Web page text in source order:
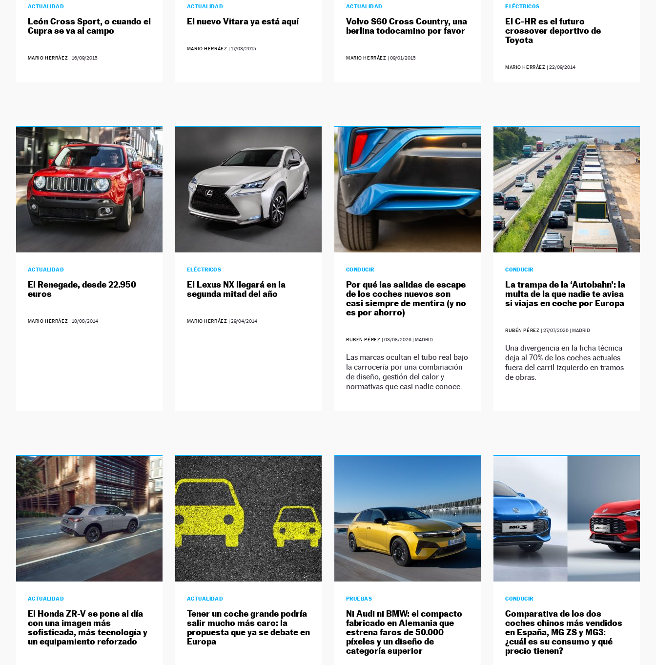
ACTUALIDAD
León Cross Sport, o cuando el
Cupra se va al campo
MARIO HERRÁEZ | 16/09/2015
ACTUALIDAD
El nuevo Vitara ya está aquí
MARIO HERRÁEZ | 17/03/2015
ACTUALIDAD
Volvo S60 Cross Country, una
berlina todocamino por favor
MARIO HERRÁEZ | 09/01/2015
ELÉCTRICOS
El C-HR es el futuro
crossover deportivo de
Toyota
MARIO HERRÁEZ |22/09/2014
ACTUALIDAD
El Renegade, desde 22.950
euros
MARIO HERRÁEZ | 18/08/2014
ELÉCTRICOS
El Lexus NX llegará en la
segunda mitad del año
MARIO HERRÁEZ | 29/04/2014
CONDUCIR
Por qué las salidas de escape
de los coches nuevos son
casi siempre de mentira (y no
es por ahorro)
RUBÉN PÉREZ | 03/08/2026| MADRID
Las marcas ocultan el tubo real bajo
la carrocería por una combinación
de diseño, gestión del calor y
normativas que casi nadie conoce.
CONDUCIR
La trampa de la ‘Autobahn’: la
multa de la que nadie te avisa
si viajas en coche por Europa
RUBÉN PÉREZ | 27/07/2026| MADRID
Una divergencia en la ficha técnica
deja al 70% de los coches actuales
fuera del carril izquierdo en tramos
de obras.
ACTUALIDAD
El Honda ZR-V se pone al día
con una imagen más
sofisticada, más tecnología y
un equipamiento reforzado
ACTUALIDAD
Tener un coche grande podría
salir mucho más caro: la
propuesta que ya se debate en
Europa
PRUEBAS
Ni Audi ni BMW: el compacto
fabricado en Alemania que
estrena faros de 50.000
píxeles y un diseño de
categoría superior
CONDUCIR
Comparativa de los dos
coches chinos más vendidos
en España, MG ZS y MG3:
¿cuál es su consumo y qué
precio tienen?